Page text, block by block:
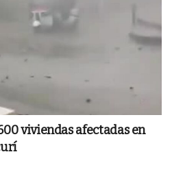
viviendas afectadas en